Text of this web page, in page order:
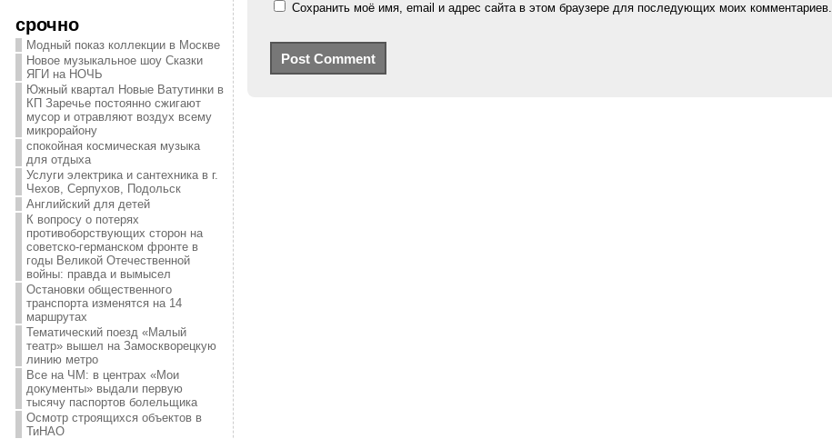
срочно
Модный показ коллекции в Москве
Новое музыкальное шоу Сказки
ЯГИ на НОЧЬ
Южный квартал Новые Ватутинки в
КП Заречье постоянно сжигают
мусор и отравляют воздух всему
микрорайону
спокойная космическая музыка
для отдыха
Услуги электрика и сантехника в г.
Чехов, Серпухов, Подольск
Английский для детей
К вопросу о потерях
противоборствующих сторон на
советско-германском фронте в
годы Великой Отечественной
войны: правда и вымысел
Остановки общественного
транспорта изменятся на 14
маршрутах
Тематический поезд «Малый
театр» вышел на Замоскворецкую
линию метро
Все на ЧМ: в центрах «Мои
документы» выдали первую
тысячу паспортов болельщика
Осмотр строящихся объектов в
ТиНАО
Сохранить моё имя, email и адрес сайта в этом браузере для последующих моих комментариев.